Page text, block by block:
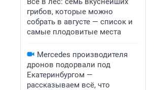
грибов, которые можно
собрать в августе — список и
самые плодовитые места
Mercedes производителя
дронов подорвали под
Екатеринбургом —
рассказываем всё, что